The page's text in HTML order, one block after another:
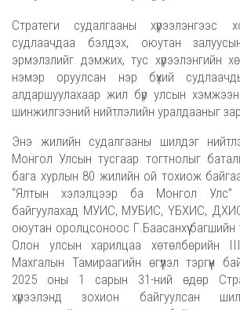
Стратеги судалгааны хүрээлэнгээс
судлаачдаа бэлдэх, оюутан
эрмэлзлийг дэмжих, тус хүрээлэнгийн
нэмэр оруулсан нэр бүхий
алдаршуулахаар жил бүр улсын
шинжилгээний нийтлэлийн уралдааныг
Энэ жилийн судалгааны шилдэг
Монгол Улсын тусгаар тогтнолыг
бага хурлын 80 жилийн ой тохиож
“Ялтын хэлэлцээр ба Монгол Улс”
байгуулахад МУИС, МУБИС, ҮБХИС,
оюутан оролцсоноос Г.Баасанхүү
Олон улсын харилцаа хөтөлбөрийн
Махгалын Тамираагийн өгүүлэл тэргүүн
2025 оны 1 сарын 31-ний өдөр
хүрээлэнд зохион байгуулсан